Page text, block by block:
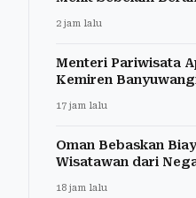
2 jam lalu
Menteri Pariwisata
Kemiren
17 jam lalu
Oman Bebaskan
Wisatawan dari
18 jam lalu